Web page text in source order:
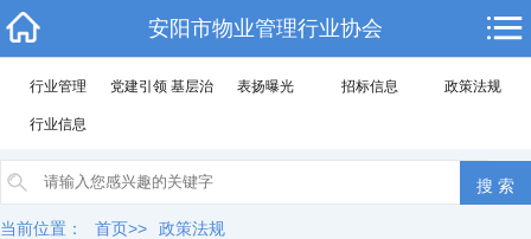
安阳市物业管理行业协会
行业管理 党建引领 基层治理 表扬曝光 招标信息 政策法规
行业信息
当前位置： 首页>> 政策法规